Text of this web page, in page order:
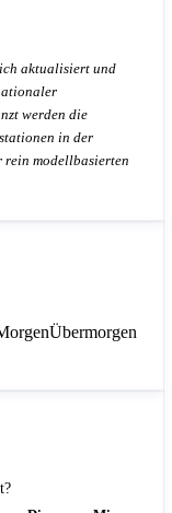
aktualisiert und
werden die
in der
rein modellbasierten
Übermorgen